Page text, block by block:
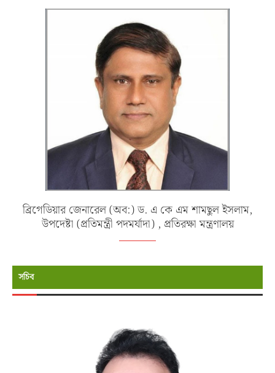
ব্রিগেডিয়ার জেনারেল (অব:) ড. এ কে এম শামছুল ইসলাম,
উপদেষ্টা (প্রতিমন্ত্রী পদমর্যাদা) , প্রতিরক্ষা মন্ত্রণালয়
সচিব